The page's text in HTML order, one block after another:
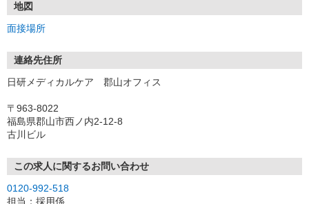
地図
面接場所
連絡先住所
日研メディカルケア 郡山オフィス
〒963-8022
福島県郡山市西ノ内2-12-8
古川ビル
この求人に関するお問い合わせ
0120-992-518
担当：採用係